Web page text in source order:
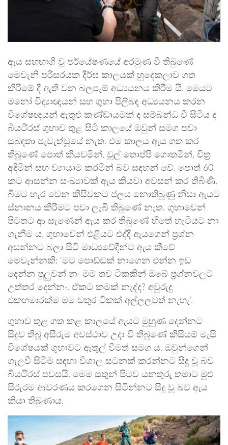
ඇය සහභාගි වූ පර්යේෂණයේ අරමුණ වී තිබුණේ
මෙවැනි පරිසරයක දීර්ඝ කාලයක් හුදෙකලාව ගත
කිරීමේ දී ඇති වන බලපෑම් අධ්‍යයනය කිරීම යි. මෙයට
මනෝ විද්‍යාඥයන් සහ ගුහා පිලිබඳ අධ්‍යයනය කරන
විශේෂඥයන් ඇතුළු කණ්ඩායමක් ද සම්බන්ධ වී සිටිය ද
බියටි්‍රස් ගුහාව තුළ සිටි කාලයේ ඔවුන් සමග පවා
සබඳතා පැවැත්වූයේ නැත. එම කාලය ඇය ගත කර
තිබුණේ පොත් කියවමින්, වූල් තොප්පි ගොතමින්, චිත්‍ර
අඳිමින් සහ ව්‍යායාම කරමින් බව සඳහන් වේ. පොත් 60
කට ආසන්න සංඛ්‍යාවක් ඇය කියවා අවසන් කර තිබිණි.
බීමට හැර වෙන කිසිවකට ජලය නොතිබුණු නිසා ඇයට
ස්නානය කිරීමට පවා ලැබී තිබුණේ නැත. ගුහාවෙන්
පිටතට ආ සැණෙන් ඇය කර තිබුණේ හිතේ හැටියට නා
ගැනීම ය. ගුහාවෙන් එළියට එද්දී ඇයගෙන් ප්‍රශ්න
අසන්නට බලා සිටි මාධ්‍යවේදීන්ට ඇය කීවේ
මෙවැන්නකි: ‘මට පොඩ්ඩක් නාගෙන එන්න ඉඩ
දෙන්න පුලුවන් නං මම තව ටිකකින් ඔබේ ප්‍රශ්නවලට
උත්තර දෙන්නං. ඒකට කමක් නැද්ද? අවුරුදු
එකහමාරක්ම මම වතුර ටිකක් අල්ලලවත් නැහැ’.
ගුහාව තුළ ගත කළ කාලයේ ඇයට මුහුණ දෙන්නට
සිදුව තිබූ අසීරුම අවස්ථාව උදා වී තිබුණේ කිසියම් මැසි
විශේෂයක් ගුහාවට ඇතුල් වීමත් සමග ය. ඔවුන්ගෙන්
ගැලවී සිටීම සඳහා විශාල සටනක් කරන්නට සිදු වූ බව
බියටි්‍රස් පවසයි. මෙම සතුන් පිටව යනතුරු තමාට මුළු
සිරුරම ආවරණය කරගෙන සිටින්නට සිදු වූ බව ඇය
කියා තිබුණාය.